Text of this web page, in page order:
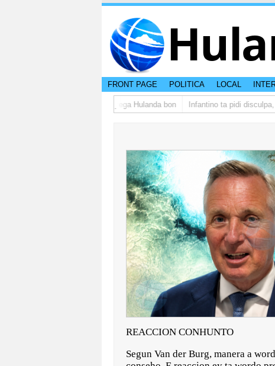
FRONT PAGE POLITICA LOCAL
di studiantenan di Aruba a yega Hulanda bon Infantino ta pidi disculpa,
REACCION CONHUNTO
Segun Van der Burg, manera a